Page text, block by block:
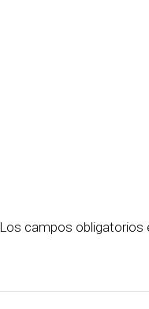
Los campos obligatorios